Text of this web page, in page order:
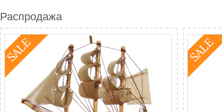
Распродажа